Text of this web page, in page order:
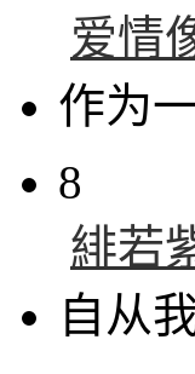
爱情
作为
8
緋若
自从